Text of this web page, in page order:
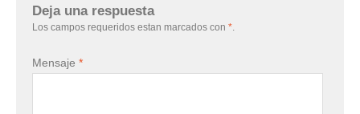
Deja una respuesta
Los campos requeridos estan marcados con *
Mensaje *